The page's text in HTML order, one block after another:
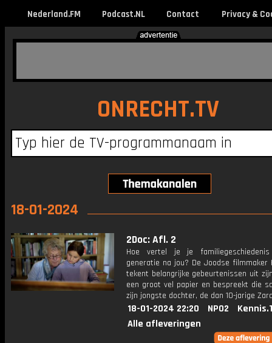
Nederland.FM Podcast.NL Contact Privacy &
ONRECHT.TV
18-01-2024
2Doc: Afl. 2
Hoe vertel je je
generatie na jou? De Joodse filmmaker
tekent belangrijke gebeurtenissen uit
een groot vel papier en bespreekt die
zijn jongste dochter, de dan 10-jarige
18-01-2024 22:20 NPO2
Alle afleveringen